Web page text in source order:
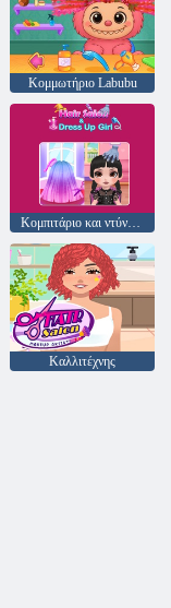
Κομμωτήριο Labubu
Καλλιτέχνης